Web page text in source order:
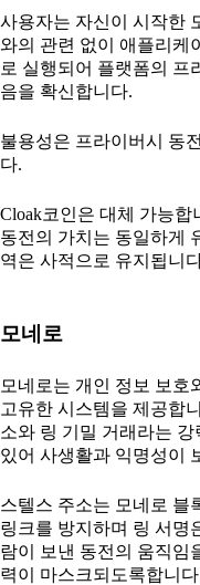
사용자는 자신이 시작한
와의 관련 없이 애플리케
로 실행되어 플랫폼의 프
음을 확신합니다.
불용성은 프라이버시 동
다.
Cloak코인은 대체 가능합
동전의 가치는 동일하게
역은 사적으로 유지됩니
모네로
모네로는 개인 정보 보호
고유한 시스템을 제공합
소와 링 기밀 거래라는
있어 사생활과 익명성이
스텔스 주소는 모네로 블
링크를 방지하며 링 서명
람이 보낸 동전의 움직임
력이 마스크되도록합니